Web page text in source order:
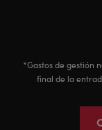
*Gastos de gestión
final de la